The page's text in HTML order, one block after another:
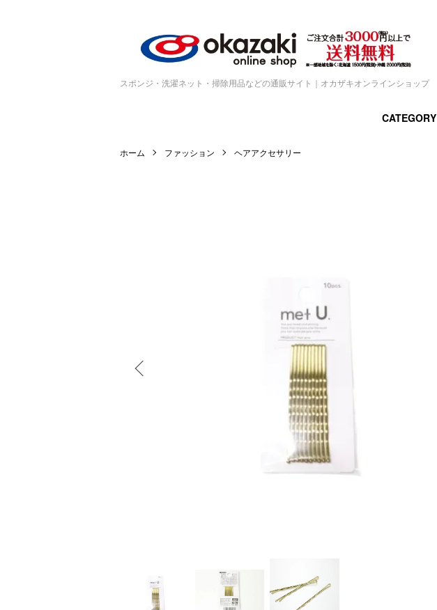
スポンジ・洗濯ネット・掃除用品などの通販サイト｜オカザキオンラインショップ
CATEGORY
ホーム ファッション ヘアアクセサリー